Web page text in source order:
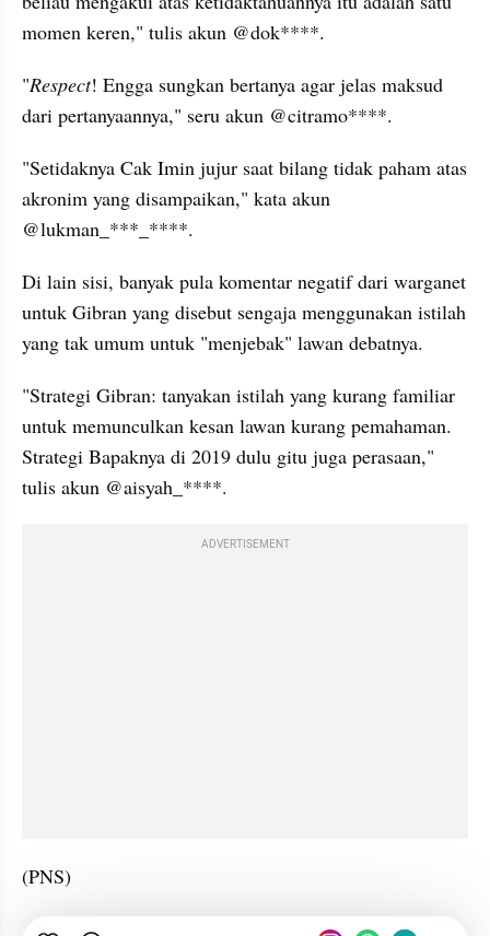
momen keren," tulis akun @dok****.
"Respect! Engga sungkan bertanya agar jelas maksud
dari pertanyaannya," seru akun @citramo****.
"Setidaknya Cak Imin jujur saat bilang tidak paham atas
akronim yang disampaikan," kata akun
@lukman_***_****.
Di lain sisi, banyak pula komentar negatif dari warganet
untuk Gibran yang disebut sengaja menggunakan istilah
yang tak umum untuk "menjebak" lawan debatnya.
"Strategi Gibran: tanyakan istilah yang kurang familiar
untuk memunculkan kesan lawan kurang pemahaman.
Strategi Bapaknya di 2019 dulu gitu juga perasaan,"
tulis akun @aisyah_****.
ADVERTISEMENT
(PNS)